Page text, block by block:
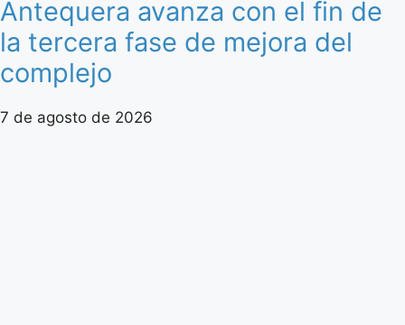
Antequera avanza con el fin de
la tercera fase de mejora del
complejo
7 de agosto de 2026